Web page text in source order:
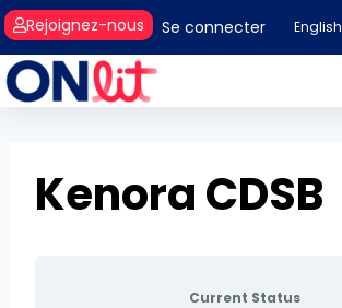
Se connecter
Rejoignez-nous English
Kenora CDSB
Current Status